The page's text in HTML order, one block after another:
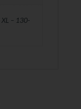
XL – 130-